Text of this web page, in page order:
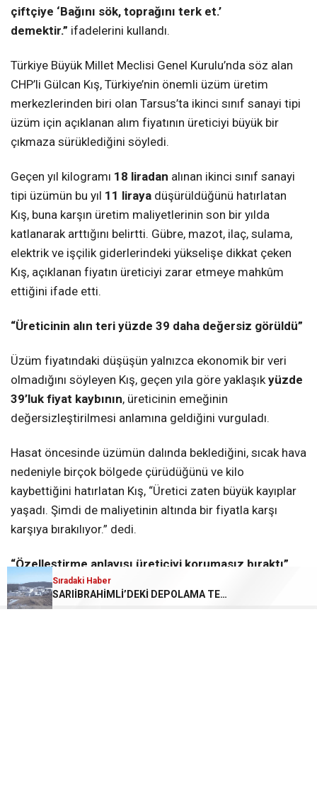
Sıradaki Haber
SARIİBRAHİMLİ’DEKİ DEPOLAMA TESİSİNE KAPASİTE ARTIŞI ONAYI: TEPKİLER BÜYÜYOR
çiftçiye ‘Bağını sök, toprağını terk et.’
demektir.” ifadelerini kullandı.
Türkiye Büyük Millet Meclisi Genel Kurulu’nda söz alan
CHP’li Gülcan Kış, Türkiye’nin önemli üzüm üretim
merkezlerinden biri olan Tarsus’ta ikinci sınıf sanayi tipi
üzüm için açıklanan alım fiyatının üreticiyi büyük bir
çıkmaza sürüklediğini söyledi.
Geçen yıl kilogramı 18 liradan alınan ikinci sınıf sanayi
tipi üzümün bu yıl 11 liraya düşürüldüğünü hatırlatan
Kış, buna karşın üretim maliyetlerinin son bir yılda
katlanarak arttığını belirtti. Gübre, mazot, ilaç, sulama,
elektrik ve işçilik giderlerindeki yükselişe dikkat çeken
Kış, açıklanan fiyatın üreticiyi zarar etmeye mahkûm
ettiğini ifade etti.
“Üreticinin alın teri yüzde 39 daha değersiz görüldü”
Üzüm fiyatındaki düşüşün yalnızca ekonomik bir veri
olmadığını söyleyen Kış, geçen yıla göre yaklaşıkyüzde
39’luk fiyat kaybının, üreticinin emeğinin
değersizleştirilmesi anlamına geldiğini vurguladı.
Hasat öncesinde üzümün dalında beklediğini, sıcak hava
nedeniyle birçok bölgede çürüdüğünü ve kilo
kaybettiğini hatırlatan Kış, “Üretici zaten büyük kayıplar
yaşadı. Şimdi de maliyetinin altında bir fiyatla karşı
karşıya bırakılıyor.” dedi.
“Özelleştirme anlayışı üreticiyi korumasız bıraktı”
AKP’nin yıllardır uyguladığı özelleştirme politikalarının